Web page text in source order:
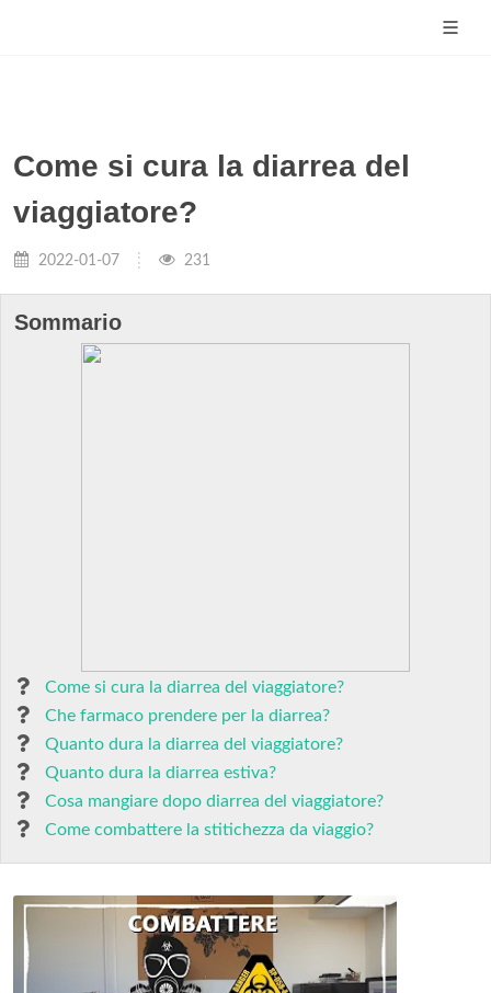
Come si cura la diarrea del
viaggiatore?
2022-01-07 231
Sommario
Come si cura la diarrea del viaggiatore?
Che farmaco prendere per la diarrea?
Quanto dura la diarrea del viaggiatore?
Quanto dura la diarrea estiva?
Cosa mangiare dopo diarrea del viaggiatore?
Come combattere la stitichezza da viaggio?